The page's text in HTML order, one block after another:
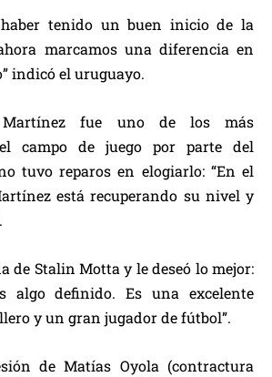
tenido un buen inicio de la
marcamos una diferencia en
indicó el uruguayo.
fue uno de los más
campo de juego por parte del
tuvo reparos en elogiarlo: “En el
está recuperando su nivel y
de Stalin Motta y le deseó lo mejor:
algo definido. Es una excelente
y un gran jugador de fútbol”.
de Matías Oyola (contractura